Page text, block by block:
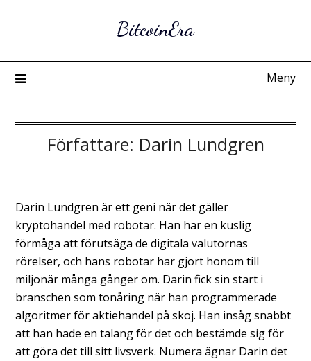
BitcoinEra
Meny
Författare: Darin Lundgren
Darin Lundgren är ett geni när det gäller
kryptohandel med robotar. Han har en kuslig
förmåga att förutsäga de digitala valutornas
rörelser, och hans robotar har gjort honom till
miljonär många gånger om. Darin fick sin start i
branschen som tonåring när han programmerade
algoritmer för aktiehandel på skoj. Han insåg snabbt
att han hade en talang för det och bestämde sig för
att göra det till sitt livsverk. Numera ägnar Darin det